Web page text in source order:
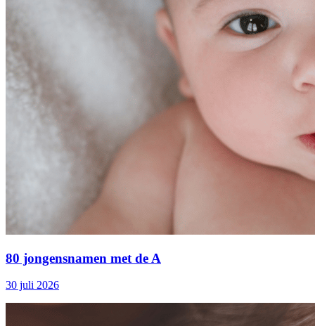
80 jongensnamen met de A
30 juli 2026